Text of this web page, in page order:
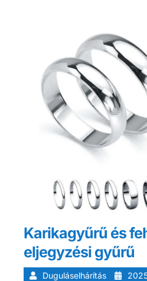
Karikagyűrű és
eljegyzési gyűrű
Duguláselhárítás